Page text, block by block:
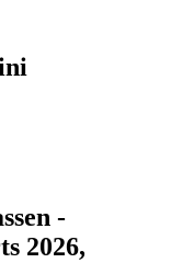
-
2026,